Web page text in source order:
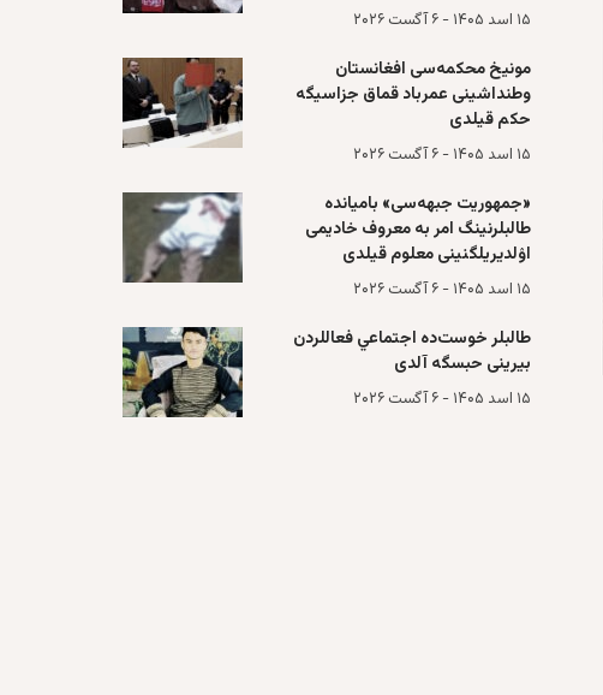
۱۵ اسد ۱۴۰۵ - ۶ آگست ۲۰۲۶
مونیخ محکمه‌سی افغانستان
وطنداشینی عمرباد قماق جزاسیگه
حکم قیلدی
۱۵ اسد ۱۴۰۵ - ۶ آگست ۲۰۲۶
«جمهوریت جبهه‌سی» باميانده
طالبلرنینگ امر به معروف خادیمی
اۉلدیریلگنینی معلوم قیلدی
۱۵ اسد ۱۴۰۵ - ۶ آگست ۲۰۲۶
طالبلر خوست‌ده اجتماعي فعاللردن
بیرینی حبسگه آلدی
۱۵ اسد ۱۴۰۵ - ۶ آگست ۲۰۲۶